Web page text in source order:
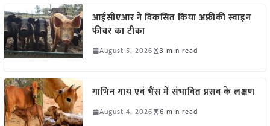
आईसीएआर ने विकसित किया अफ्रीकी स्वाइन
फीवर का टीका
August 5, 2026 3 min read
गाभिन गाय एवं भैंस में संभावित प्रसव के लक्षण
August 4, 2026 6 min read